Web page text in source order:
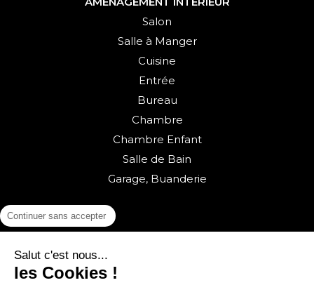
Salon
Salle à Manger
Cuisine
Entrée
Bureau
Chambre
Chambre Enfant
Salle de Bain
Garage, Buanderie
Continuer sans accepter
Salut c'est nous...
les Cookies !